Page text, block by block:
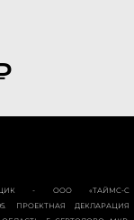
- ООО «ТАЙМС-С
ПРОЕКТНАЯ ДЕКЛАРАЦИЯ